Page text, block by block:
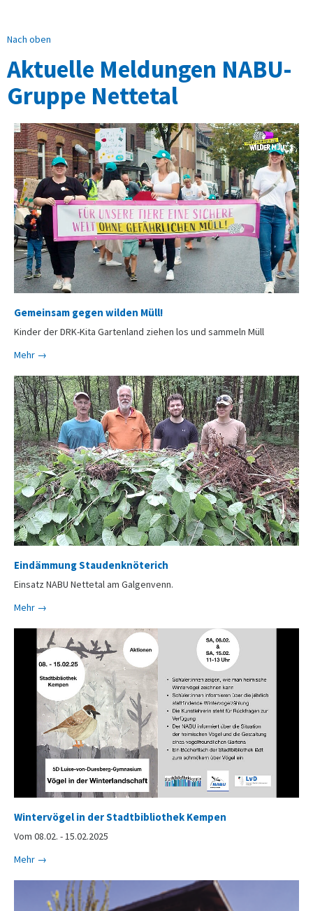
Nach oben
Aktuelle Meldungen NABU-
Gruppe Nettetal
Gemeinsam gegen wilden Müll!
Kinder der DRK-Kita Gartenland ziehen los und sammeln Müll
Mehr →
Eindämmung Staudenknöterich
Einsatz NABU Nettetal am Galgenvenn.
Mehr →
Wintervögel in der Stadtbibliothek Kempen
Vom 08.02. - 15.02.2025
Mehr →